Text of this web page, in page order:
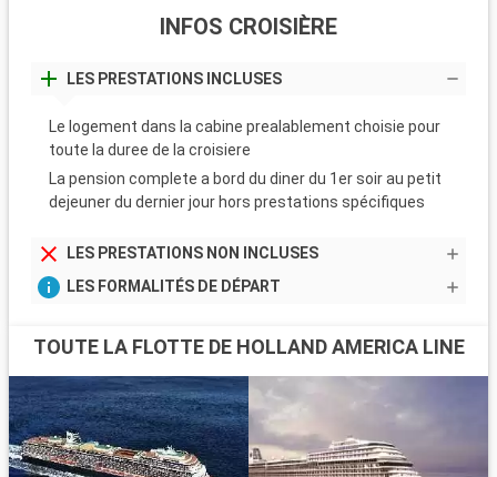
INFOS CROISIÈRE
LES PRESTATIONS INCLUSES
Le logement dans la cabine prealablement choisie pour
toute la duree de la croisiere
La pension complete a bord du diner du 1er soir au petit
dejeuner du dernier jour hors prestations spécifiques
LES PRESTATIONS NON INCLUSES
LES FORMALITÉS DE DÉPART
TOUTE LA FLOTTE DE HOLLAND AMERICA LINE